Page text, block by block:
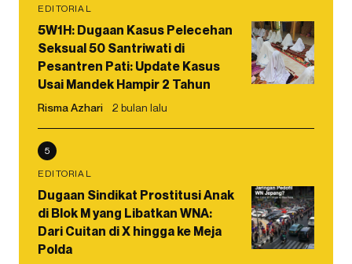
EDITORIAL
5W1H: Dugaan Kasus Pelecehan
Seksual 50 Santriwati di
Pesantren Pati: Update Kasus
Usai Mandek Hampir 2 Tahun
Risma Azhari 2 bulan lalu
5
EDITORIAL
Dugaan Sindikat Prostitusi Anak
di Blok M yang Libatkan WNA:
Dari Cuitan di X hingga ke Meja
Polda